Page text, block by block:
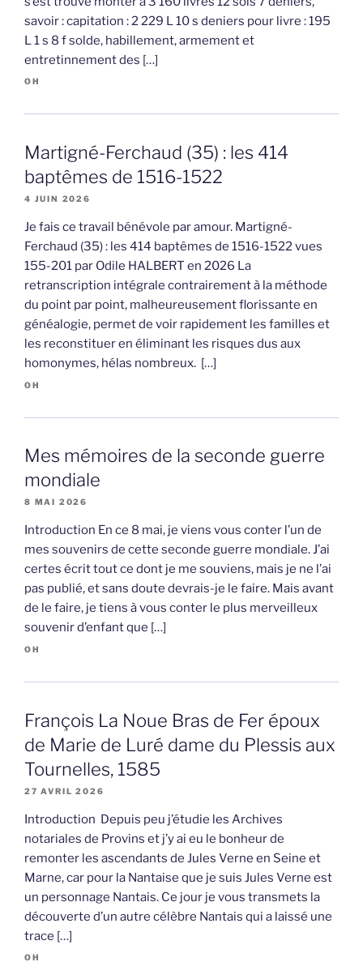
savoir : capitation : 2 229 L 10 s deniers pour livre : 195
L 1 s 8 f solde, habillement, armement et
entretinnement des […]
OH
Martigné-Ferchaud (35) : les 414
baptêmes de 1516-1522
4 JUIN 2026
Je fais ce travail bénévole par amour. Martigné-
Ferchaud (35) : les 414 baptêmes de 1516-1522 vues
155-201 par Odile HALBERT en 2026 La
retranscription intégrale contrairement à la méthode
du point par point, malheureusement florissante en
généalogie, permet de voir rapidement les familles et
les reconstituer en éliminant les risques dus aux
homonymes, hélas nombreux. […]
OH
Mes mémoires de la seconde guerre
mondiale
8 MAI 2026
Introduction En ce 8 mai, je viens vous conter l’un de
mes souvenirs de cette seconde guerre mondiale. J’ai
certes écrit tout ce dont je me souviens, mais je ne l’ai
pas publié, et sans doute devrais-je le faire. Mais avant
de le faire, je tiens à vous conter le plus merveilleux
souvenir d’enfant que […]
OH
François La Noue Bras de Fer époux
de Marie de Luré dame du Plessis aux
Tournelles, 1585
27 AVRIL 2026
Introduction Depuis peu j’étudie les Archives
notariales de Provins et j’y ai eu le bonheur de
remonter les ascendants de Jules Verne en Seine et
Marne, car pour la Nantaise que je suis Jules Verne est
un personnage Nantais. Ce jour je vous transmets la
découverte d’un autre célèbre Nantais qui a laissé une
trace […]
OH